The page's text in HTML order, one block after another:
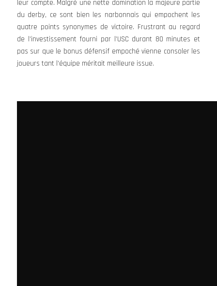
leur compte. Malgré une nette domination la majeure partie
du derby, ce sont bien les narbonnais qui empochent les
quatre points synonymes de victoire. Frustrant au regard
de l’investissement fourni par l’USC durant 80 minutes et
pas sur que le bonus défensif empoché vienne consoler les
joueurs tant l’équipe méritait meilleure issue.